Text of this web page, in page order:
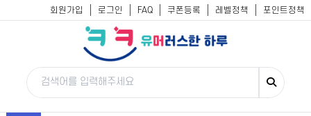
회원가입 로그인 FAQ 쿠폰등록 레벨정책 포인트정책